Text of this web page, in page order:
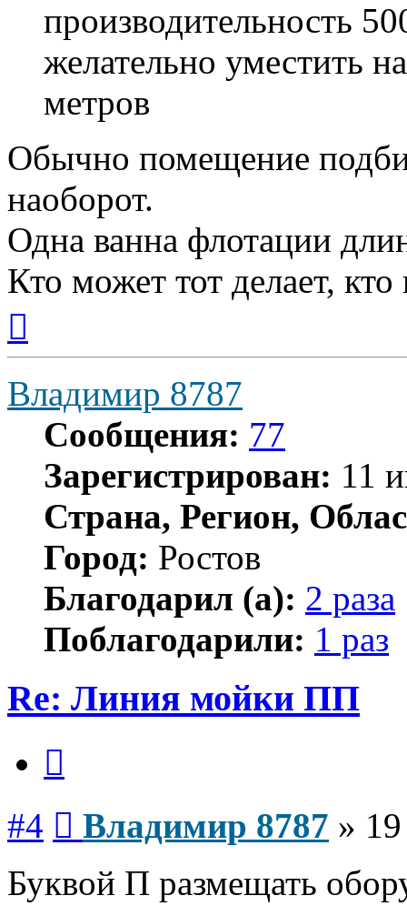
производительность
желательно уместить
метров
Обычно помещение
наоборот.
Одна ванна флотации
Кто может тот делает,
началу
Владимир 8787
Сообщения: 77
Зарегистрирован: 11
Страна, Регион,
Город: Ростов
Благодарил (а): 2 раза
Поблагодарили: 1 раз
Re: Линия мойки ПП
#4 Владимир 8787 »
Буквой П размещать